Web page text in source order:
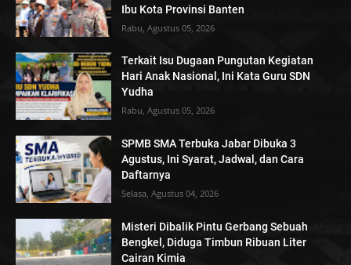
Ibu Kota Provinsi Banten
Rabu, Agustus 05, 2026
Terkait Isu Dugaan Pungutan Kegiatan
Hari Anak Nasional, Ini Kata Guru SDN
Yudha
Rabu, Agustus 05, 2026
SPMB SMA Terbuka Jabar Dibuka 3
Agustus, Ini Syarat, Jadwal, dan Cara
Daftarnya
Selasa, Agustus 04, 2026
Misteri Dibalik Pintu Gerbang Sebuah
Bengkel, Diduga Timbun Ribuan Liter
Cairan Kimia